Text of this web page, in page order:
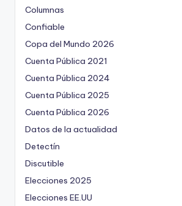
Columnas
Confiable
Copa del Mundo 2026
Cuenta Pública 2021
Cuenta Pública 2024
Cuenta Pública 2025
Cuenta Pública 2026
Datos de la actualidad
Detectín
Discutible
Elecciones 2025
Elecciones EE.UU